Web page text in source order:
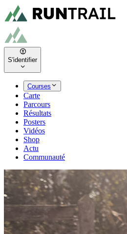
S'identifier
Courses
Carte
Parcours
Résultats
Posters
Vidéos
Shop
Actu
Communauté